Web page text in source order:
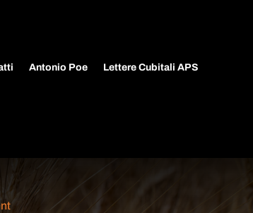
Antonio Poe Lettere Cubitali APS